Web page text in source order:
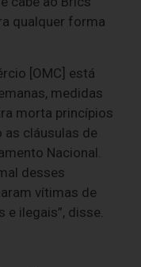
qualquer forma
[OMC] está
medidas
morta princípios
cláusulas de
Nacional.
desses
vítimas de
ilegais”, disse.